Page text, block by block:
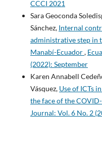
CCCI 2021
Sara Geoconda
Sánchez, Internal
administrative step in
Manabí-Ecuador,
(2022): September
Karen Annabell
Vásquez, Use of ICTs
the face of the
Journal: Vol. 6 No. 2